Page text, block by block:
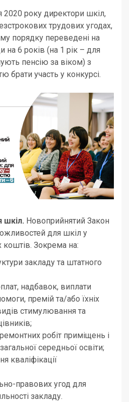
року директори шкіл,
трудових угодах,
порядку переведені на
на 6 років (на 1 рік – для
пенсію за віком) з
брати участь у конкурсі.
шкіл. Новоприйнятий Закон
для шкіл у
коштів. Зокрема на:
закладу та штатного
надбавок, виплати
премій та/або їхніх
стимулювання та
робіт приміщень і
середньої освіти;
кваліфікації
правових угод для
закладу.